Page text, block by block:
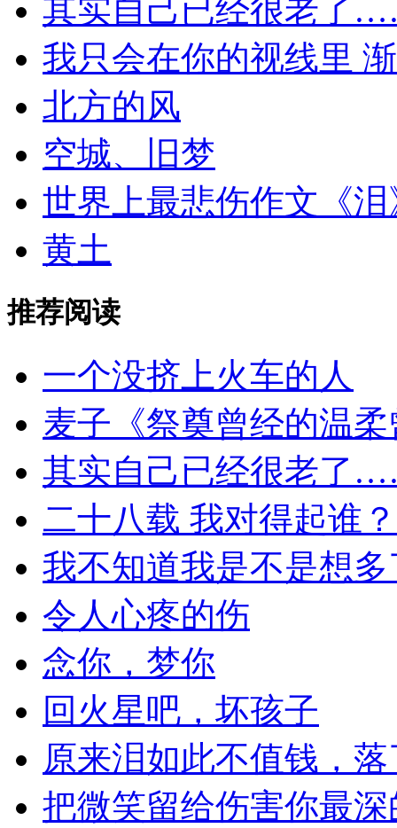
其实自己已经很老了
我只会在你的视线里
北方的风
空城、旧梦
世界上最悲伤作文《
黄土
推荐阅读
一个没挤上火车的人
麦子《祭奠曾经的温
其实自己已经很老了
二十八载 我对得起谁？
我不知道我是不是想多
令人心疼的伤
念你，梦你
回火星吧，坏孩子
原来泪如此不值钱，
把微笑留给伤害你最深